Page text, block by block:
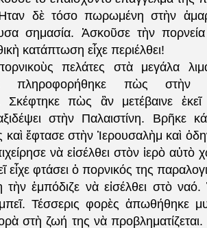
δὲ τόσο πωρωμένη στὴν
σημασία. Ἀσκοῦσε τὴν
κατάπτωση εἶχε περιέλθει!
πελάτες στὰ μεγάλα
πληροφορήθηκε πὼς στὴν
πὼς ἂν μετέβαινε ἐκεῖ
στὴν Παλαιστίνη. Βρῆκε
ἔφτασε στὴν Ἱερουσαλὴμ καὶ
νὰ εἰσέλθει στὸν ἱερὸ
εἶχε φτάσει ὁ πορνικός της
ἐμπόδιζε νὰ εἰσέλθει στὸ
Τέσσερις φορὲς ἀπωθήθηκε
στὴ ζωή της νὰ προβληματίζεται.